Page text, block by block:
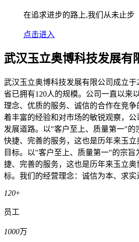
在追求进步的路上,我们从未止步
点击进入
武汉玉立奥博科技发展有
武汉玉立奥博科技发展有限公司成立于
省已拥有120人的规模。公司一直以来
理念、优质的服务、诚信的合作在竞
着丰富的经验和对市场的敏锐观察，
发展道路。以"客户至上、质量第一"的
快捷、完善的服务，这也是历年来玉
目标。以"客户至上、质量第一"的宗旨
捷、完善的服务，这也是历年来玉立奥
标。我们的经营理念：诚信为本、求实
120+
员工
1000万